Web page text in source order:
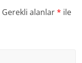
Gerekli alanlar* ile